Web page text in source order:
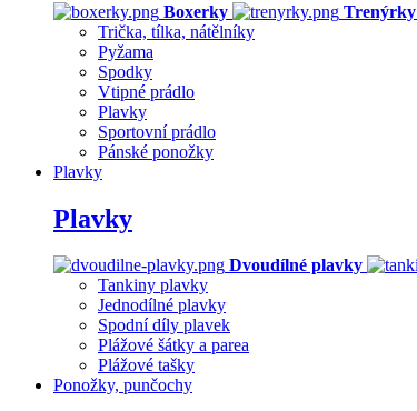
Boxerky Trenýrky
Trička, tílka, nátělníky
Pyžama
Spodky
Vtipné prádlo
Plavky
Sportovní prádlo
Pánské ponožky
Plavky
Plavky
Dvoudílné plavky
Tankiny plavky
Jednodílné plavky
Spodní díly plavek
Plážové šátky a parea
Plážové tašky
Ponožky, punčochy